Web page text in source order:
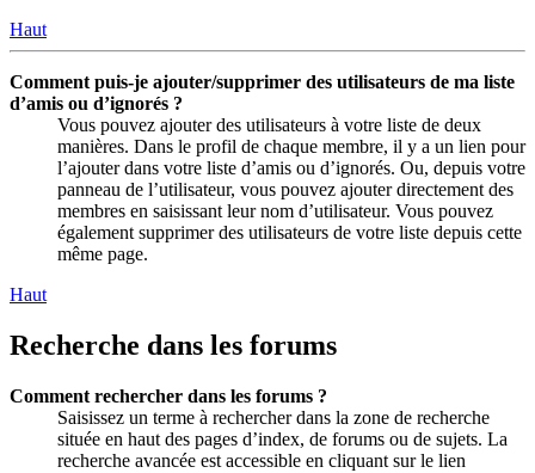
Haut
Comment puis-je ajouter/supprimer des utilisateurs de ma liste
d’amis ou d’ignorés ?
Vous pouvez ajouter des utilisateurs à votre liste de deux
manières. Dans le profil de chaque membre, il y a un lien pour
l’ajouter dans votre liste d’amis ou d’ignorés. Ou, depuis votre
panneau de l’utilisateur, vous pouvez ajouter directement des
membres en saisissant leur nom d’utilisateur. Vous pouvez
également supprimer des utilisateurs de votre liste depuis cette
même page.
Haut
Recherche dans les forums
Comment rechercher dans les forums ?
Saisissez un terme à rechercher dans la zone de recherche
située en haut des pages d’index, de forums ou de sujets. La
recherche avancée est accessible en cliquant sur le lien